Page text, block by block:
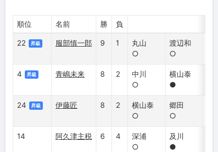
順位 名前 勝 負
22 昇級 服部慎一郎 9 1
丸山
○
渡辺和
○
4 昇級 青嶋未来 8 2
中川
○
横山泰
●
24 昇級 伊藤匠 8 2
横山泰
○
郷田
○
14 阿久津主税 6 4
深浦
○
及川
●